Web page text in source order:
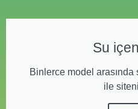
Su
Binlerce model arasında
ile